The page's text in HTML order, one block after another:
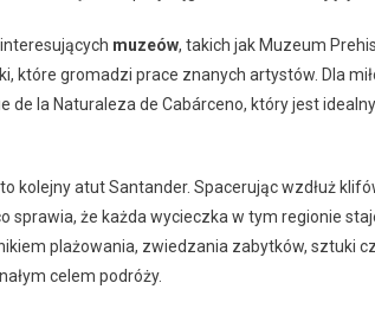
muzeów, takich jak Muzeum
które gromadzi prace znanych artystów. Dla
de la Naturaleza de Cabárceno, który jest
kolejny atut Santander. Spacerując wzdłuż
sprawia, że każda wycieczka w tym regionie
plażowania, zwiedzania zabytków, sztuki
celem podróży.